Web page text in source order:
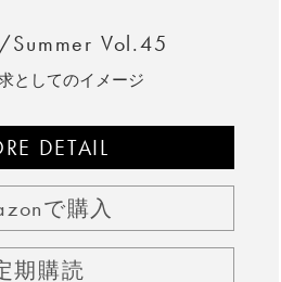
Vol.45
としてのイメージ
DETAIL
で購入
期購読